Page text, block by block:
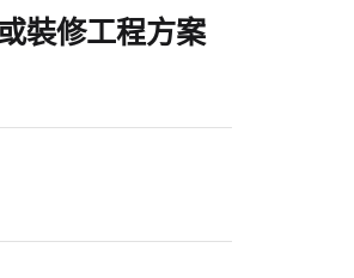
裝修工程方案